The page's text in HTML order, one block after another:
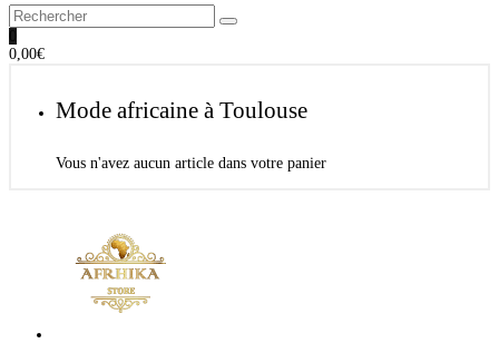
0
0,00€
Mode africaine à Toulouse
Vous n'avez aucun article dans votre panier